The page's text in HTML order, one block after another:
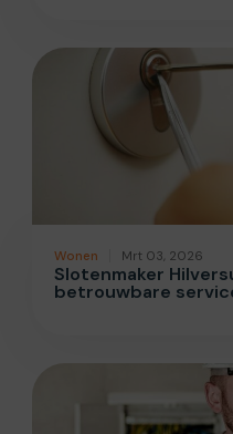
Wonen Mrt 03, 2026
Slotenmaker
betrouwbare